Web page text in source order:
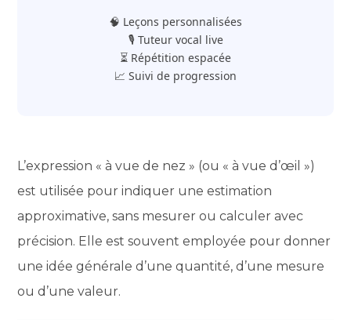
🧠 Leçons personnalisées
🎙️ Tuteur vocal live
⏳ Répétition espacée
📈 Suivi de progression
L’expression « à vue de nez » (ou « à vue d’œil »)
est utilisée pour indiquer une estimation
approximative, sans mesurer ou calculer avec
précision. Elle est souvent employée pour donner
une idée générale d’une quantité, d’une mesure
ou d’une valeur.